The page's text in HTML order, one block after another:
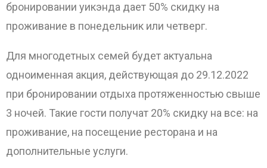
бронировании уикэнда дает 50% скидку на
проживание в понедельник или четверг.
Для многодетных семей будет актуальна
одноименная акция, действующая до 29.12.2022
при бронировании отдыха протяженностью свыше
3 ночей. Такие гости получат 20% скидку на все: на
проживание, на посещение ресторана и на
дополнительные услуги.